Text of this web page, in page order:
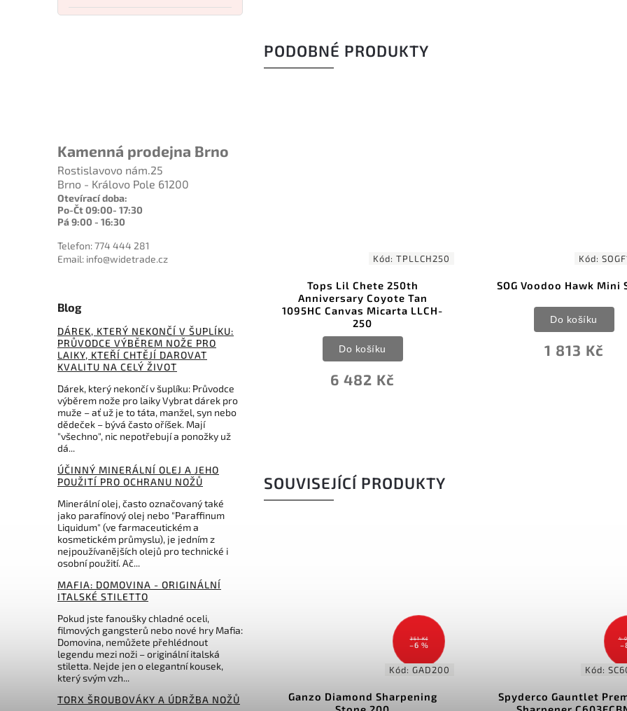
Kamenná prodejna Brno
Rostislavovo nám.25
Brno - Královo Pole 61200
Otevírací doba:
Po-Čt 09:00- 17:30
Pá 9:00 - 16:30
Telefon: 774 444 281
Email: info@widetrade.cz
Blog
DÁREK, KTERÝ NEKONČÍ V ŠUPLÍKU:
PRŮVODCE VÝBĚREM NOŽE PRO
LAIKY, KTEŘÍ CHTĚJÍ DAROVAT
KVALITU NA CELÝ ŽIVOT
Dárek, který nekončí v šuplíku: Průvodce
výběrem nože pro laiky Vybrat dárek pro
muže – ať už je to táta, manžel, syn nebo
dědeček – bývá často oříšek. Mají
"všechno", nic nepotřebují a ponožky už
dá...
ÚČINNÝ MINERÁLNÍ OLEJ A JEHO
POUŽITÍ PRO OCHRANU NOŽŮ
Minerální olej, často označovaný také
jako parafínový olej nebo "Paraffinum
Liquidum" (ve farmaceutickém a
kosmetickém průmyslu), je jedním z
nejpoužívanějších olejů pro technické i
osobní použití. Ač...
MAFIA: DOMOVINA - ORIGINÁLNÍ
ITALSKÉ STILETTO
Pokud jste fanoušky chladné oceli,
filmových gangsterů nebo nové hry Mafia:
Domovina, nemůžete přehlédnout
legendu mezi noži – originální italská
stiletta. Nejde jen o elegantní kousek,
který svým vzh...
TORX ŠROUBOVÁKY A ÚDRŽBA NOŽŮ
PODOBNÉ PRODUKTY
Kód:
1095HC Canvas Micarta LLCH-
Do košíku
Kód:SOGF182NCP
SOG Voodoo Hawk Mini Satin
1 813 Kč
Do košíku
Kód:
Buck 631 Paklite 2.0
1 709 Kč
Do košíku
SOUVISEJÍCÍ PRODUKTY
351 Kč
–6 %
Kód:GAD200
Ganzo Diamond Sharpening
4 075 Kč
–8 %
Kód:SC603FCBN
Spyderco Gauntlet Premium
1
Ganzo Touch Pro